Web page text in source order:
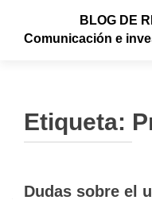
BLOG DE
Comunicación e
Etiqueta:
Dudas sobre el